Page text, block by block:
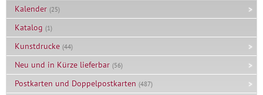
Kalender (25)
Katalog (1)
Kunstdrucke (44)
Neu und in Kürze lieferbar (56)
Postkarten und Doppelpostkarten (487)